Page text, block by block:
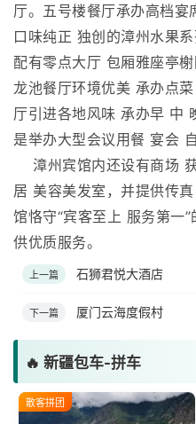
厅。五号楼餐厅承办高档
口味纯正 独创的漳州水果
配有零点大厅 包厢雅座亭
龙池餐厅环境优美 承办点
厅引进各地风味 承办早 中
是举办大型会议用餐 宴会
漳州宾馆内还设有商场
居 美容美发室，并提供传
馆恪守“宾客至上 服务第一
供优质服务。
上一篇 石狮君悦大酒店
下一篇 厦门云海度假村
🔥 新疆包车-拼车
散客拼团